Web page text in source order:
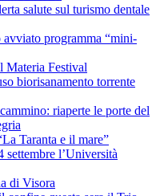
salute sul turismo dentale
programma “mini-
Festival
biorisanamento torrente
riaperte le porte del
Taranta e il mare”
l’Università
di Visora